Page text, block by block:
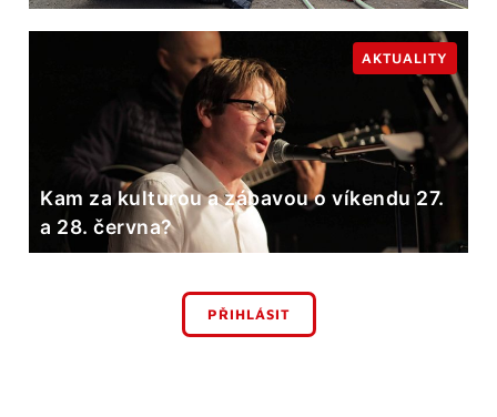
Kam za kulturou a zábavou o víkendu 27.
a 28. června?
AKTUALITY
PŘIHLÁSIT